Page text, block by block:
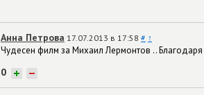
Анна Петрова 17.07.2013 в 17:58 # ↑
Чудесен филм за Михаил Лермонтов .. Благодаря
0 + −